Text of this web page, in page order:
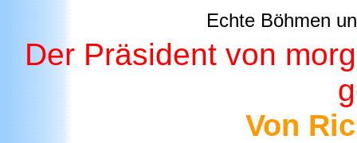
Echte Böhmen
Der Präsident von
Von